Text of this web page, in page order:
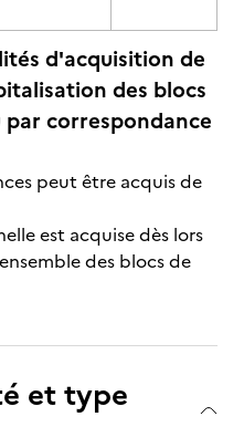
d'acquisition de
des blocs
correspondance
peut être acquis de
est acquise dès lors
des blocs de
et type